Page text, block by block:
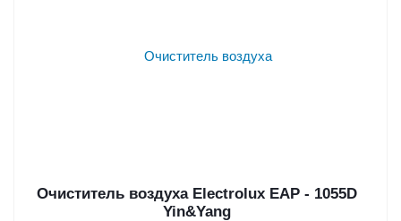
Очиститель воздуха Electrolux EAP - 1055D
Yin&Yang